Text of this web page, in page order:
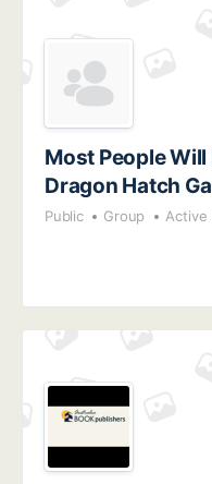
Most People Will
Dragon Hatch
Public Group Active